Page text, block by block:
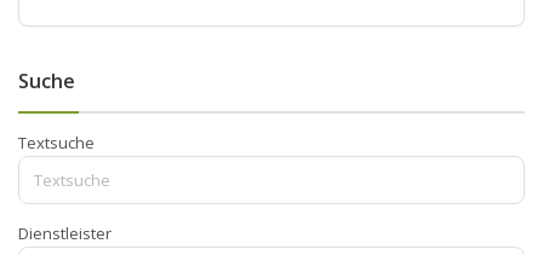
Suche
Textsuche
Dienstleister